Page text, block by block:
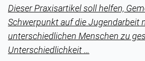
Dieser Praxisartikel soll helfen,
Schwerpunkt auf die Jugendarbeit
unterschiedlichen Menschen zu
Unterschiedlichkeit …